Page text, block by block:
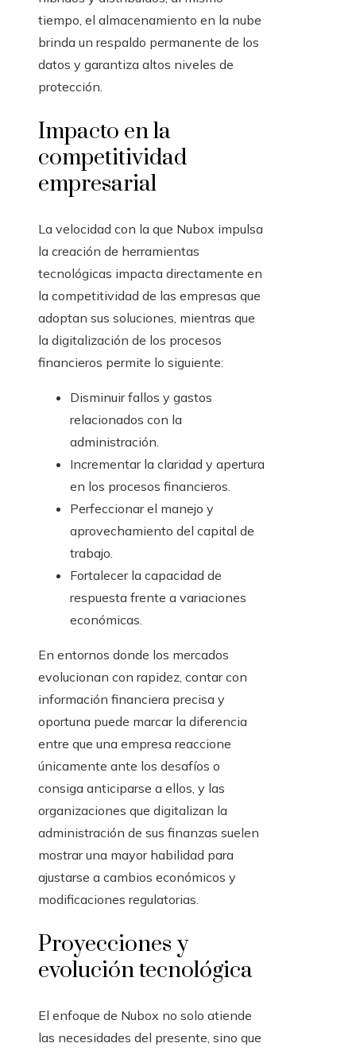
tiempo, el almacenamiento en la nube
brinda un respaldo permanente de los
datos y garantiza altos niveles de
protección.
Impacto en la
competitividad
empresarial
La velocidad con la que Nubox impulsa
la creación de herramientas
tecnológicas impacta directamente en
la competitividad de las empresas que
adoptan sus soluciones, mientras que
la digitalización de los procesos
financieros permite lo siguiente:
Disminuir fallos y gastos
relacionados con la
administración.
Incrementar la claridad y apertura
en los procesos financieros.
Perfeccionar el manejo y
aprovechamiento del capital de
trabajo.
Fortalecer la capacidad de
respuesta frente a variaciones
económicas.
En entornos donde los mercados
evolucionan con rapidez, contar con
información financiera precisa y
oportuna puede marcar la diferencia
entre que una empresa reaccione
únicamente ante los desafíos o
consiga anticiparse a ellos, y las
organizaciones que digitalizan la
administración de sus finanzas suelen
mostrar una mayor habilidad para
ajustarse a cambios económicos y
modificaciones regulatorias.
Proyecciones y
evolución tecnológica
El enfoque de Nubox no solo atiende
las necesidades del presente, sino que